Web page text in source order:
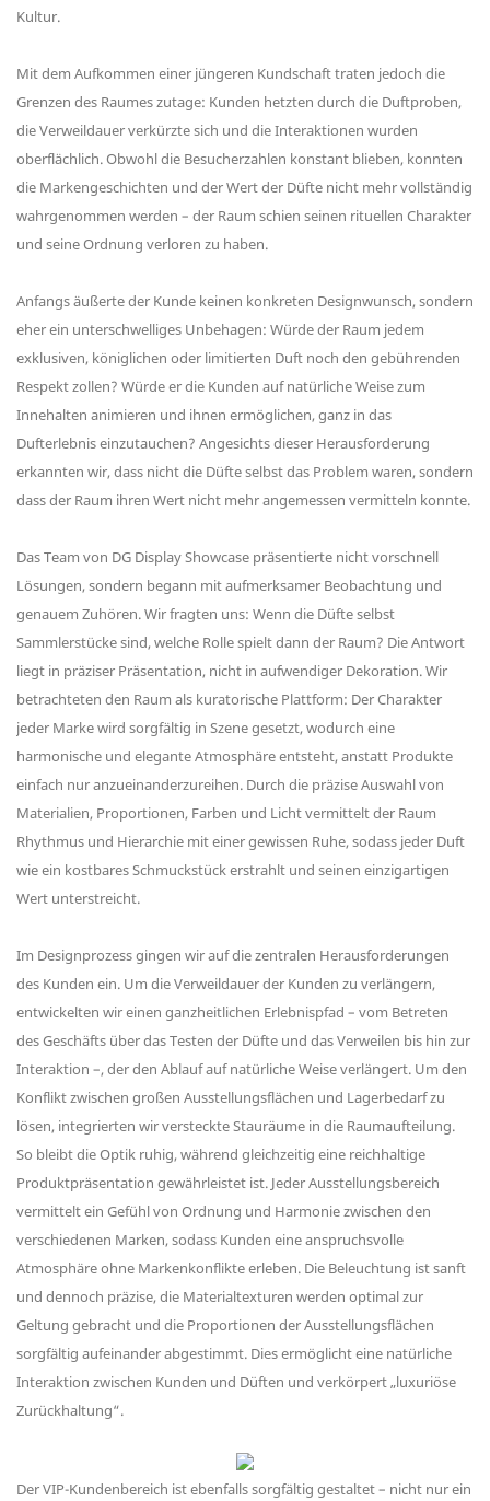
Kultur.
Mit dem Aufkommen einer jüngeren Kundschaft traten jedoch die
Grenzen des Raumes zutage: Kunden hetzten durch die Duftproben,
die Verweildauer verkürzte sich und die Interaktionen wurden
oberflächlich. Obwohl die Besucherzahlen konstant blieben, konnten
die Markengeschichten und der Wert der Düfte nicht mehr vollständig
wahrgenommen werden – der Raum schien seinen rituellen Charakter
und seine Ordnung verloren zu haben.
Anfangs äußerte der Kunde keinen konkreten Designwunsch, sondern
eher ein unterschwelliges Unbehagen: Würde der Raum jedem
exklusiven, königlichen oder limitierten Duft noch den gebührenden
Respekt zollen? Würde er die Kunden auf natürliche Weise zum
Innehalten animieren und ihnen ermöglichen, ganz in das
Dufterlebnis einzutauchen? Angesichts dieser Herausforderung
erkannten wir, dass nicht die Düfte selbst das Problem waren, sondern
dass der Raum ihren Wert nicht mehr angemessen vermitteln konnte.
Das Team von DG Display Showcase präsentierte nicht vorschnell
Lösungen, sondern begann mit aufmerksamer Beobachtung und
genauem Zuhören. Wir fragten uns: Wenn die Düfte selbst
Sammlerstücke sind, welche Rolle spielt dann der Raum? Die Antwort
liegt in präziser Präsentation, nicht in aufwendiger Dekoration. Wir
betrachteten den Raum als kuratorische Plattform: Der Charakter
jeder Marke wird sorgfältig in Szene gesetzt, wodurch eine
harmonische und elegante Atmosphäre entsteht, anstatt Produkte
einfach nur anzueinanderzureihen. Durch die präzise Auswahl von
Materialien, Proportionen, Farben und Licht vermittelt der Raum
Rhythmus und Hierarchie mit einer gewissen Ruhe, sodass jeder Duft
wie ein kostbares Schmuckstück erstrahlt und seinen einzigartigen
Wert unterstreicht.
Im Designprozess gingen wir auf die zentralen Herausforderungen
des Kunden ein. Um die Verweildauer der Kunden zu verlängern,
entwickelten wir einen ganzheitlichen Erlebnispfad – vom Betreten
des Geschäfts über das Testen der Düfte und das Verweilen bis hin zur
Interaktion –, der den Ablauf auf natürliche Weise verlängert. Um den
Konflikt zwischen großen Ausstellungsflächen und Lagerbedarf zu
lösen, integrierten wir versteckte Stauräume in die Raumaufteilung.
So bleibt die Optik ruhig, während gleichzeitig eine reichhaltige
Produktpräsentation gewährleistet ist. Jeder Ausstellungsbereich
vermittelt ein Gefühl von Ordnung und Harmonie zwischen den
verschiedenen Marken, sodass Kunden eine anspruchsvolle
Atmosphäre ohne Markenkonflikte erleben. Die Beleuchtung ist sanft
und dennoch präzise, ​​die Materialtexturen werden optimal zur
Geltung gebracht und die Proportionen der Ausstellungsflächen
sorgfältig aufeinander abgestimmt. Dies ermöglicht eine natürliche
Interaktion zwischen Kunden und Düften und verkörpert „luxuriöse
Zurückhaltung“.
Der VIP-Kundenbereich ist ebenfalls sorgfältig gestaltet – nicht nur ein